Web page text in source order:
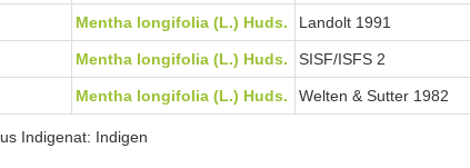
Mentha longifolia (L.) Huds. Landolt 1991
Mentha longifolia (L.) Huds. SISF/ISFS 2
Mentha longifolia (L.) Huds. Welten & Sutter 1982
Indigenat: Indigen